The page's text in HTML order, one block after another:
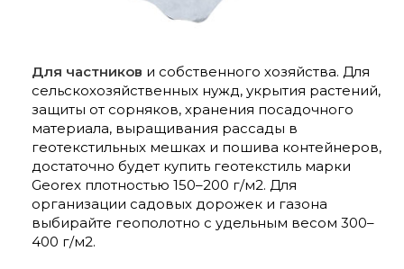
Для частников и собственного хозяйства. Для
сельскохозяйственных нужд, укрытия растений,
защиты от сорняков, хранения посадочного
материала, выращивания рассады в
геотекстильных мешках и пошива контейнеров,
достаточно будет купить геотекстиль марки
Georex плотностью 150–200 г/м2. Для
организации садовых дорожек и газона
выбирайте геополотно с удельным весом 300–
400 г/м2.